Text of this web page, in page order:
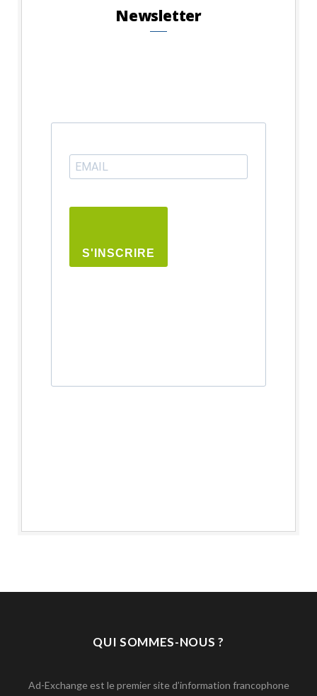
Newsletter
S'INSCRIRE
QUI SOMMES-NOUS ?
Ad-Exchange est le premier site d’information francophone